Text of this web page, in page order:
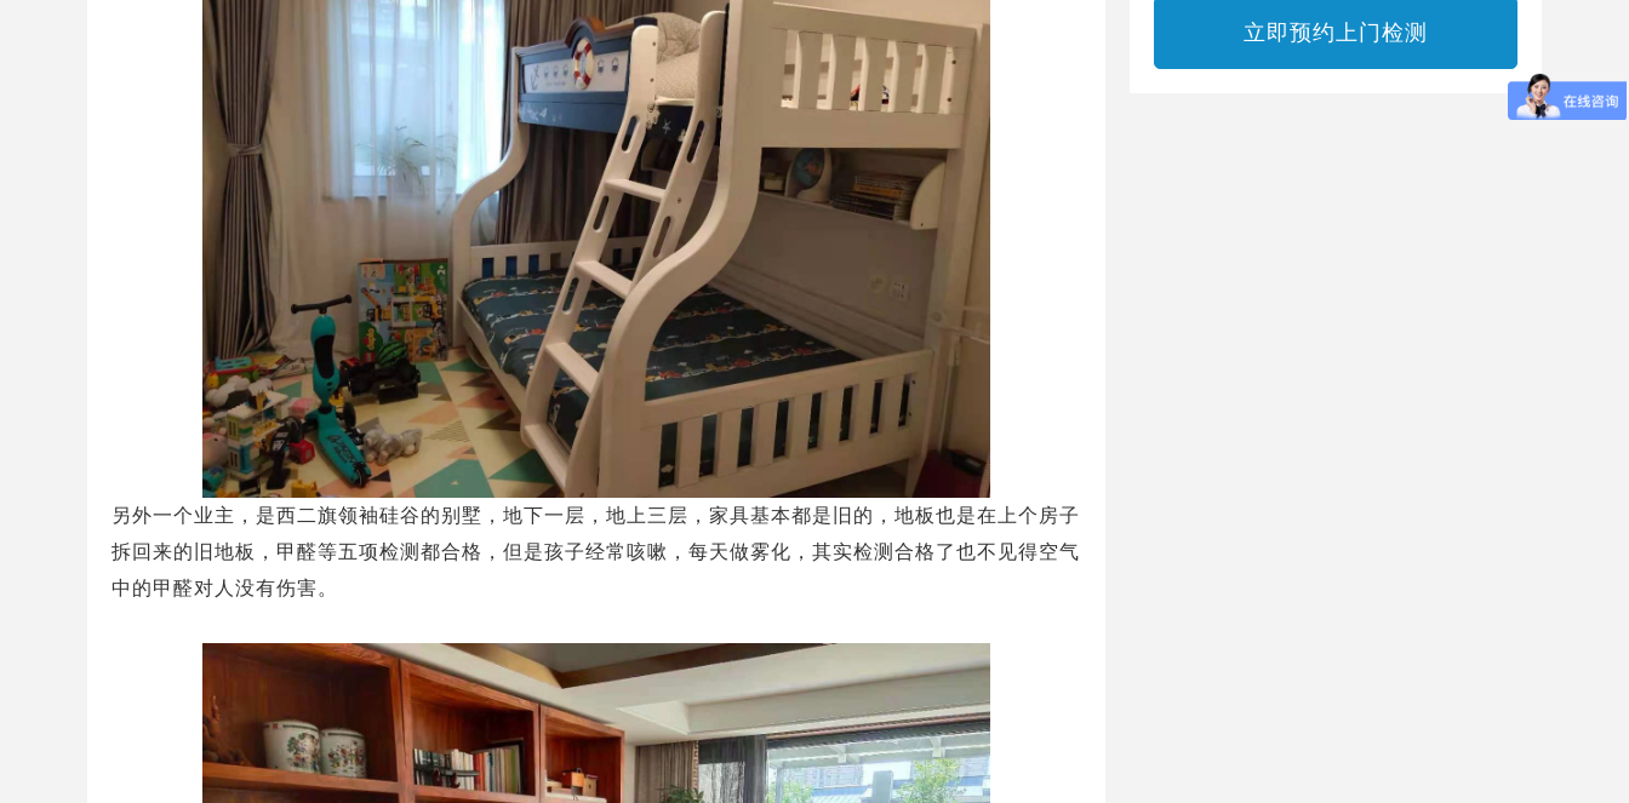
另外一个业主，是西二旗领袖硅谷的别墅，地下一层，地上三层，家具基本都是旧的，地板也是在上个房子
拆回来的旧地板，甲醛等五项检测都合格，但是孩子经常咳嗽，每天做雾化，其实检测合格了也不见得空气
中的甲醛对人没有伤害。
立即预约上门检测